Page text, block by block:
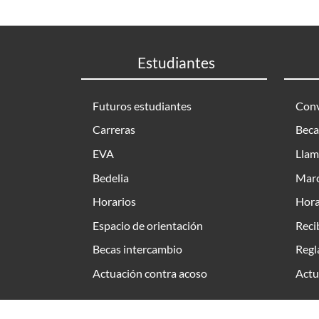
Estudiantes
Futuros estudiantes
Carreras
EVA
Bedelia
Horarios
Espacio de orientación
Becas intercambio
Actuación contra acoso